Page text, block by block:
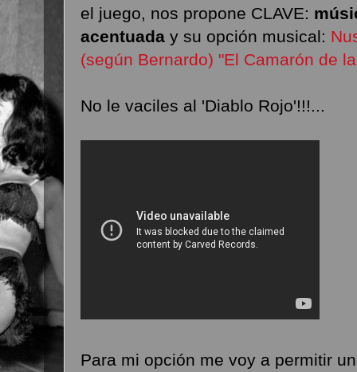
el juego, nos propone CLAVE:
acentuada y su opción musical:
(según Bernardo) "El Camarón de
No le vaciles al 'Diablo Rojo'!!!...
Para mi opción me voy a permitir